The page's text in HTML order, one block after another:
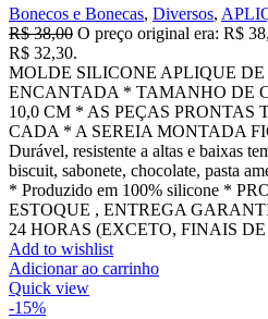
Bonecos e Bonecas, Diversos,
R$38,00 O preço original era: R$
R$ 32,30.
MOLDE SILICONE APLIQUE DE
ENCANTADA * TAMANHO DE
10,0 CM * AS PEÇAS PRONTAS
CADA * A SEREIA MONTADA
Durável, resistente a altas e baixas
biscuit, sabonete, chocolate, pasta
* Produzido em 100% silicone *
ESTOQUE , ENTREGA
24 HORAS (EXCETO, FINAIS
Add to wishlist
Adicionar ao carrinho
Quick view
-15%